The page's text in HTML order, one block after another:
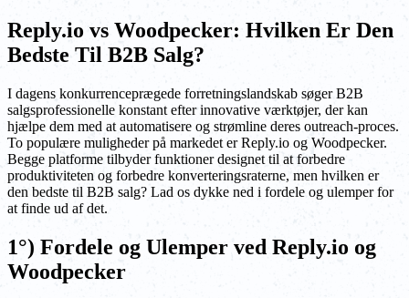
Reply.io vs Woodpecker: Hvilken Er Den
Bedste Til B2B Salg?
I dagens konkurrenceprægede forretningslandskab søger B2B
salgsprofessionelle konstant efter innovative værktøjer, der kan
hjælpe dem med at automatisere og strømline deres outreach-proces.
To populære muligheder på markedet er Reply.io og Woodpecker.
Begge platforme tilbyder funktioner designet til at forbedre
produktiviteten og forbedre konverteringsraterne, men hvilken er
den bedste til B2B salg? Lad os dykke ned i fordele og ulemper for
at finde ud af det.
1°) Fordele og Ulemper ved Reply.io og
Woodpecker